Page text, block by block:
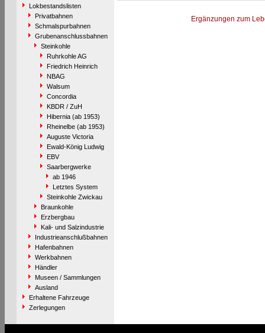
Lokbestandslisten
Privatbahnen
Schmalspurbahnen
Grubenanschlussbahnen
Steinkohle
Ruhrkohle AG
Friedrich Heinrich
NBAG
Walsum
Concordia
KBDR / ZuH
Hibernia (ab 1953)
Rheinelbe (ab 1953)
Auguste Victoria
Ewald-König Ludwig
EBV
Saarbergwerke
ab 1946
Letztes System
Steinkohle Zwickau
Braunkohle
Erzbergbau
Kali- und Salzindustrie
Industrieanschlußbahnen
Hafenbahnen
Werkbahnen
Händler
Museen / Sammlungen
Ausland
Erhaltene Fahrzeuge
Zerlegungen
Ergänzungen zum